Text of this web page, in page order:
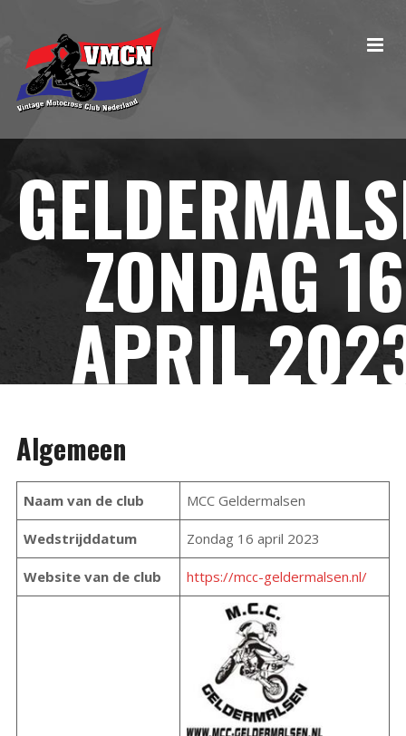
ZONDAG 16
APRIL
Algemeen
Naam van de club MCC Geldermalsen
Wedstrijddatum Zondag 16 april 2023
Website van de club https://mcc-geldermalsen.nl/